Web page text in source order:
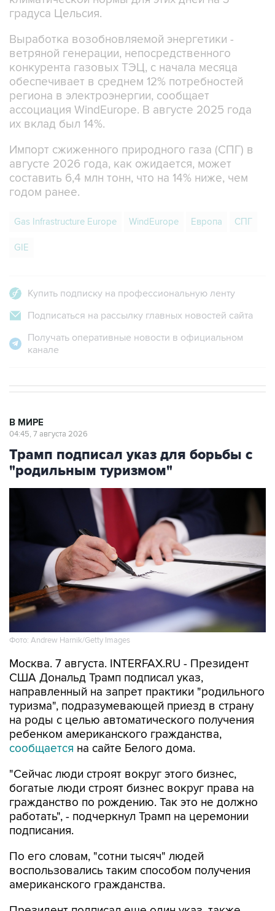
градуса Цельсия.
Выработка возобновляемой энергетики -
ветряной генерации, непосредственного
конкурента газовых ТЭЦ, с начала месяца
обеспечивает в среднем 12% потребностей
региона в электроэнергии, сообщает
ассоциация WindEurope. В августе 2025 года
их вклад был 14%.
Импорт сжиженного природного газа (СПГ) в
августе 2026 года, как ожидается, может
составить 6,4 млн тонн, что на 14% ниже, чем
годом ранее.
Gas Infrastructure Europe WindEurope Европа СПГ
GIE
Купить подписку на профессиональную ленту
Подписаться на рассылку главных новостей сайта
Получать оперативные новости в официальном
канале
В МИРЕ
04:45, 7 августа 2026
Трамп подписал указ для борьбы с
"родильным туризмом"
Фото: Andrew Harnik/Getty Images
Москва. 7 августа. INTERFAX.RU - Президент
США Дональд Трамп подписал указ,
направленный на запрет практики "родильного
туризма", подразумевающей приезд в страну
на роды с целью автоматического получения
ребенком американского гражданства,
сообщается на сайте Белого дома.
"Сейчас люди строят вокруг этого бизнес,
богатые люди строят бизнес вокруг права на
гражданство по рождению. Так это не должно
работать", - подчеркнул Трамп на церемонии
подписания.
По его словам, "сотни тысяч" людей
воспользовались таким способом получения
американского гражданства.